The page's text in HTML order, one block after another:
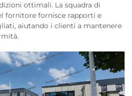
ottimali. La squadra di
fornitore fornisce rapporti e
aiutando i clienti a mantenere